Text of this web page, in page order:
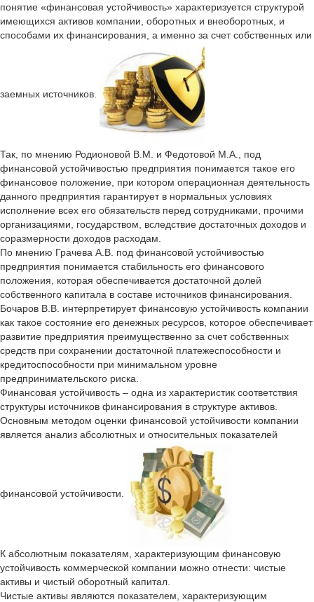
понятие «финансовая устойчивость» характеризуется структурой
имеющихся активов компании, оборотных и внеоборотных, и
способами их финансирования, а именно за счет собственных или
заемных источников.
Так, по мнению Родионовой В.М. и Федотовой М.А., под
финансовой устойчивостью предприятия понимается такое его
финансовое положение, при котором операционная деятельность
данного предприятия гарантирует в нормальных условиях
исполнение всех его обязательств перед сотрудниками, прочими
организациями, государством, вследствие достаточных доходов и
соразмерности доходов расходам.
По мнению Грачева А.В. под финансовой устойчивостью
предприятия понимается стабильность его финансового
положения, которая обеспечивается достаточной долей
собственного капитала в составе источников финансирования.
Бочаров В.В. интерпретирует финансовую устойчивость компании
как такое состояние его денежных ресурсов, которое обеспечивает
развитие предприятия преимущественно за счет собственных
средств при сохранении достаточной платежеспособности и
кредитоспособности при минимальном уровне
предпринимательского риска.
Финансовая устойчивость – одна из характеристик соответствия
структуры источников финансирования в структуре активов.
Основным методом оценки финансовой устойчивости компании
является анализ абсолютных и относительных показателей
финансовой устойчивости.
К абсолютным показателям, характеризующим финансовую
устойчивость коммерческой компании можно отнести: чистые
активы и чистый оборотный капитал.
Чистые активы являются показателем, характеризующим